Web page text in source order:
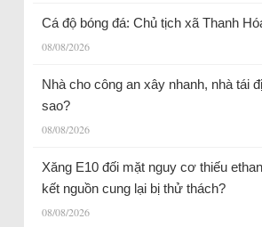
Cá độ bóng đá: Chủ tịch xã Thanh
08/08/2026
Nhà cho công an xây nhanh, nhà tái
sao?
08/08/2026
Xăng E10 đối mặt nguy cơ thiếu
kết nguồn cung lại bị thử thách?
08/08/2026